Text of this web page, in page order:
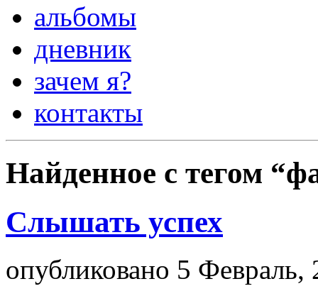
альбомы
дневник
зачем я?
контакты
Найденное с тегом
Слышать успех
опубликовано 5 Февраль,